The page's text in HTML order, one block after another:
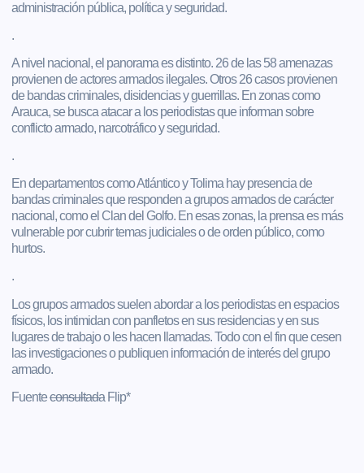
administración pública, política y seguridad.
.
A nivel nacional, el panorama es distinto. 26 de las 58 amenazas
provienen de actores armados ilegales. Otros 26 casos provienen
de bandas criminales, disidencias y guerrillas. En zonas como
Arauca, se busca atacar a los periodistas que informan sobre
conflicto armado, narcotráfico y seguridad.
.
En departamentos como Atlántico y Tolima hay presencia de
bandas criminales que responden a grupos armados de carácter
nacional, como el Clan del Golfo. En esas zonas, la prensa es más
vulnerable por cubrir temas judiciales o de orden público, como
hurtos.
.
Los grupos armados suelen abordar a los periodistas en espacios
físicos, los intimidan con panfletos en sus residencias y en sus
lugares de trabajo o les hacen llamadas. Todo con el fin que cesen
las investigaciones o publiquen información de interés del grupo
armado.
Fuenteconsultada Flip*